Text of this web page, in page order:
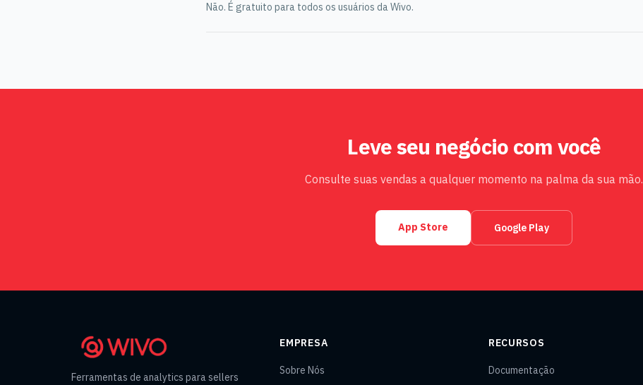
Não. É gratuito para todos os usuários da Wivo.
Leve seu negócio com você
Consulte suas vendas a qualquer momento na palma da sua mão.
App Store Google Play
Ferramentas de analytics para sellers
EMPRESA
Sobre Nós
RECURSOS
Documentação